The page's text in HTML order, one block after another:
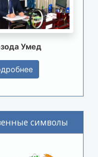
Умед
символы